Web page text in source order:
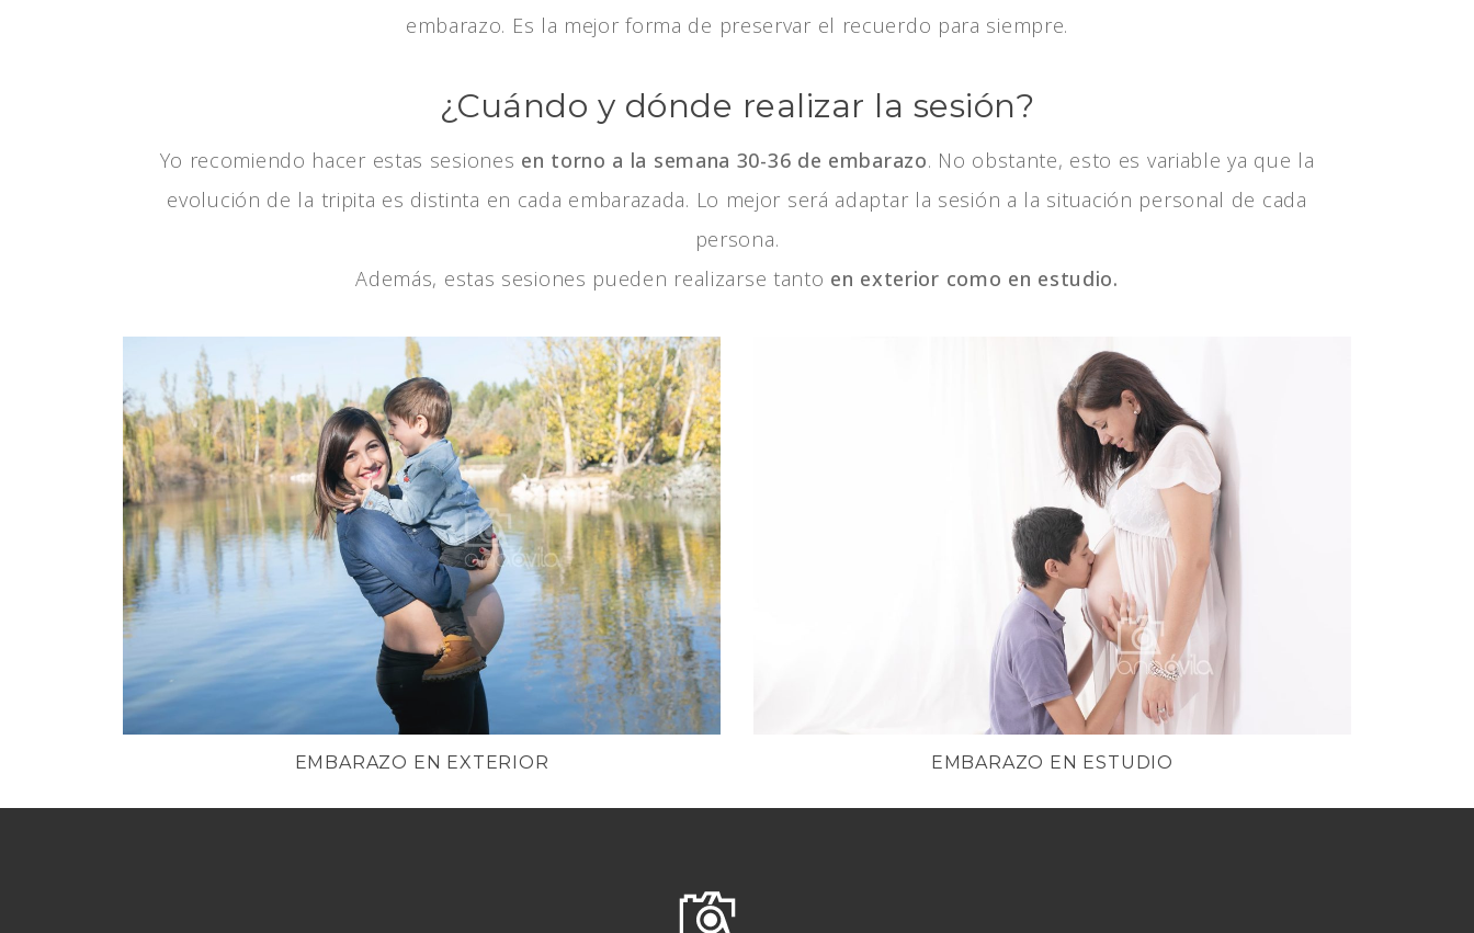
embarazo. Es la mejor forma de preservar el recuerdo para siempre.
¿Cuándo y dónde realizar la sesión?
Yo recomiendo hacer estas sesiones en torno a la semana 30-36 de embarazo. No obstante, esto es variable ya que la
evolución de la tripita es distinta en cada embarazada. Lo mejor será adaptar la sesión a la situación personal de cada
persona.
Además, estas sesiones pueden realizarse tanto en exterior como en estudio.
EMBARAZO EN EXTERIOR EMBARAZO EN ESTUDIO